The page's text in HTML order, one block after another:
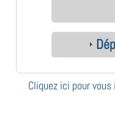
Cliquez ici pour vous